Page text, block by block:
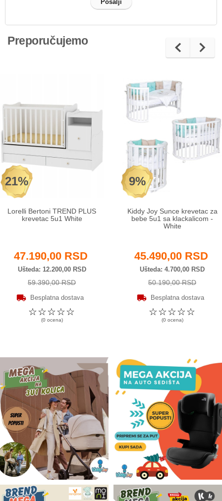
Preporučujemo
21%
Lorelli Bertoni TREND PLUS
krevetac 5u1 White
47.190,00 RSD
Ušteda 12.200,00 RSD
59.390,00 RSD
Besplatna dostava
☆
☆
☆
☆
☆
(0 ocena)
9%
Kiddy Joy Sunce krevetac za
bebe 5u1 sa klackalicom -
White
45.490,00 RSD
Ušteda 4.700,00 RSD
50.190,00 RSD
Besplatna dostava
☆
☆
☆
☆
☆
(0 ocena)